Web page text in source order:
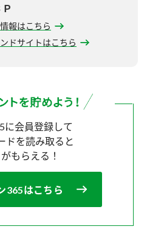
報はこちら
ドサイトはこちら
に会員登録して
ドを読み取ると
もらえる！
365はこちら